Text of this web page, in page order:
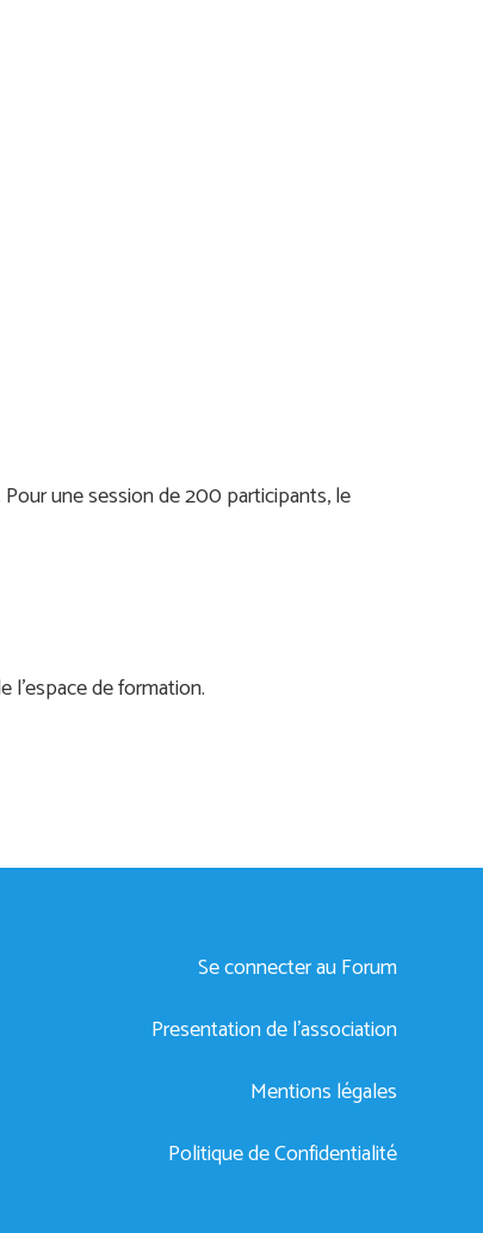
une session de 200 participants, le
l’espace de formation.
Se connecter au Forum
Presentation de l’association
Mentions légales
Politique de Confidentialité